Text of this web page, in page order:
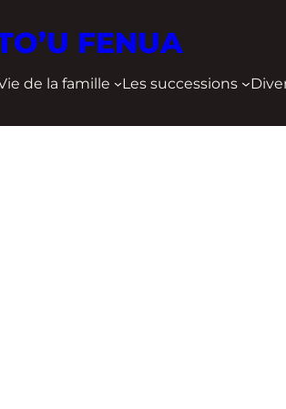
FENUA
de la famille Les successions